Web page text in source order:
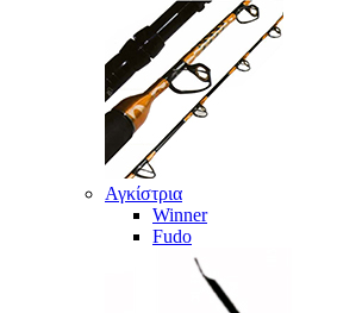
Αγκίστρια
Winner
Fudo